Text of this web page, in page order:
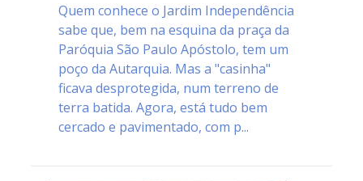
Quem conhece o Jardim Independência
sabe que, bem na esquina da praça da
Paróquia São Paulo Apóstolo, tem um
poço da Autarquia. Mas a "casinha"
ficava desprotegida, num terreno de
terra batida. Agora, está tudo bem
cercado e pavimentado, com p...